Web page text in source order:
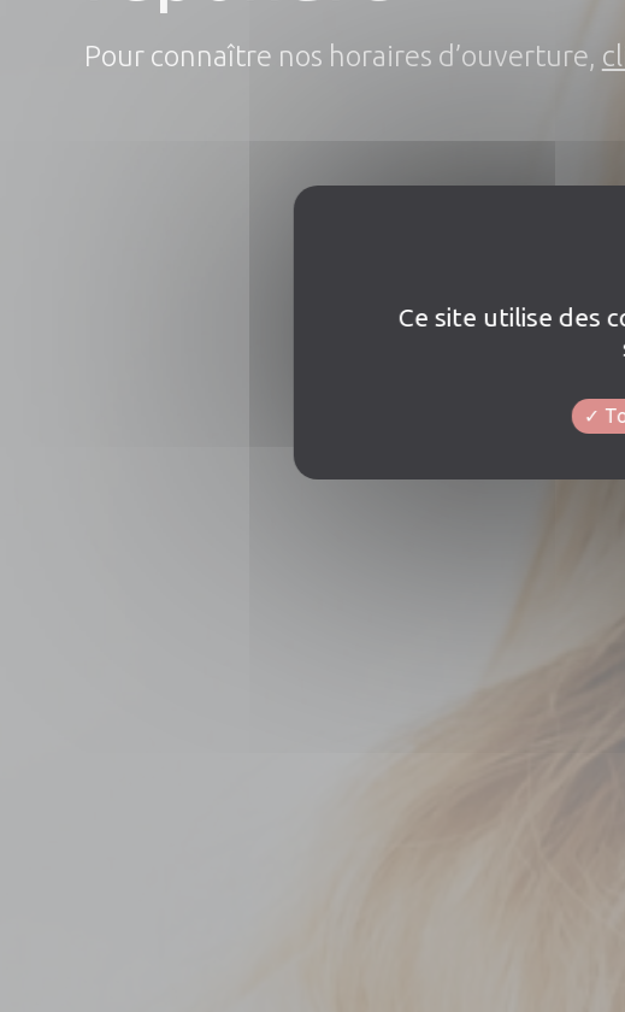
Pour connaître nos horaires d’ouverture,
Ce site utilise des